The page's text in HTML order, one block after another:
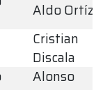
Aldo Ortíz
Cristian
Discala
Alonso